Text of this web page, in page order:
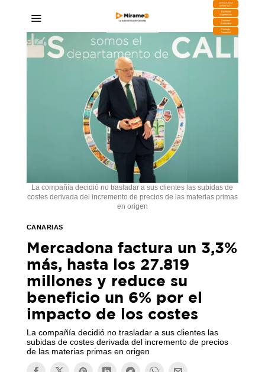
DESCARGA
MIRAPLAY
Buzón de
Sugerencias
Contratar
Publicidad
Contacto
Comercial
La compañía decidió no trasladar a sus clientes las subidas de
costes derivada del incremento de precios de las materias primas
en origen
CANARIAS
Mercadona factura un 3,3%
más, hasta los 27.819
millones y reduce su
beneficio un 6% por el
impacto de los costes
La compañía decidió no trasladar a sus clientes las
subidas de costes derivada del incremento de precios
de las materias primas en origen